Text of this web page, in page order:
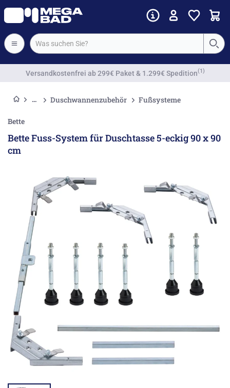
Vorkassenrabatt
Duschwannenzubehör Fußsysteme
Bette
Bette Fuss-System für Duschtasse 5-eckig 90 x 90
cm